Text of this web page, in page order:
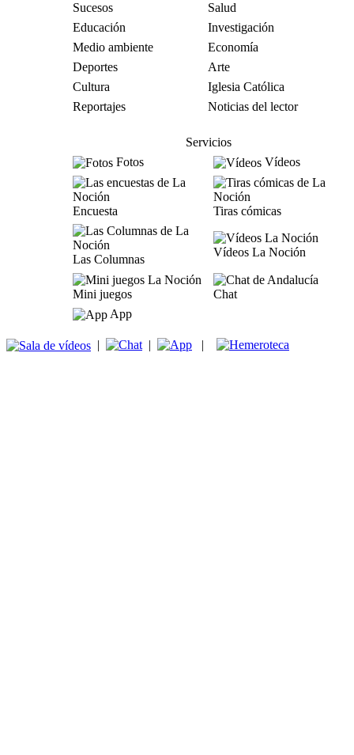
Sucesos
Salud
Educación
Investigación
Medio ambiente
Economía
Deportes
Arte
Cultura
Iglesia Católica
Reportajes
Noticias del lector
Servicios
Fotos
Vídeos
Encuesta Tiras cómicas
Las Columnas
Vídeos La Noción
Mini juegos
Chat
App
| | |